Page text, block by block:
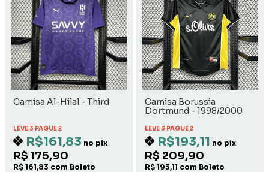
Camisa Al-Hilal - Third
LEVE 3 PAGUE 2
R$161,83 no pix
R$ 175,90
R$ 161,83 com Boleto
Camisa Borussia
Dortmund - 1998/2000
LEVE 3 PAGUE 2
R$193,11 no pix
R$ 209,90
R$ 193,11 com Boleto